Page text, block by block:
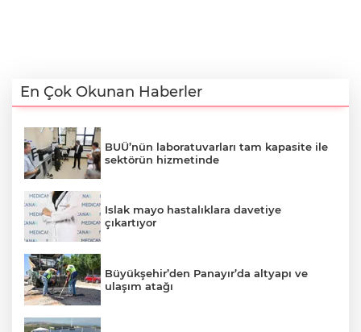
En Çok Okunan Haberler
BUÜ’nün laboratuvarları tam kapasite ile
sektörün hizmetinde
Islak mayo hastalıklara davetiye
çıkartıyor
Büyükşehir’den Panayır’da altyapı ve
ulaşım atağı